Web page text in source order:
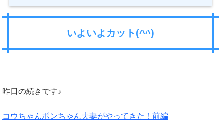
いよいよカット(^^)
昨日の続きです♪
コウちゃんポンちゃん夫妻がやってきた！前編